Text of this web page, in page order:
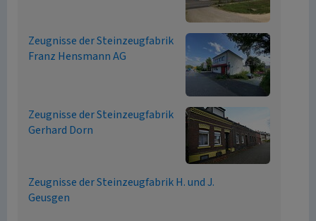
Zeugnisse der Steinzeugfabrik
Franz Hensmann AG
Zeugnisse der Steinzeugfabrik
Gerhard Dorn
Zeugnisse der Steinzeugfabrik H. und J.
Geusgen